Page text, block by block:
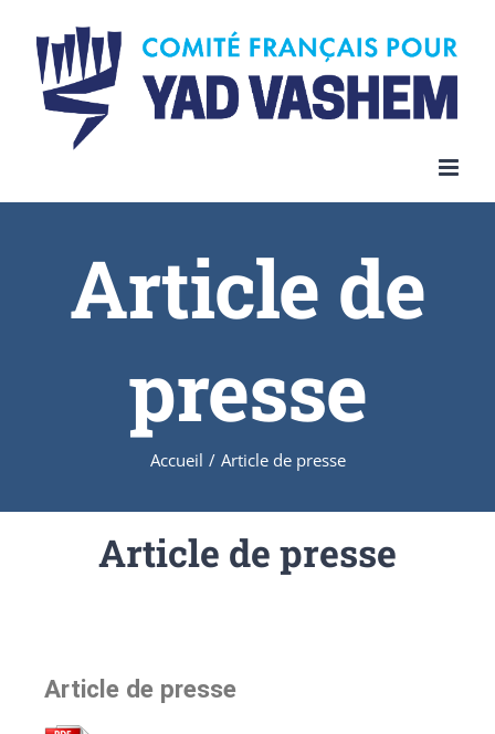
Article de
presse
Accueil / Article de presse
Article de presse
Article de presse